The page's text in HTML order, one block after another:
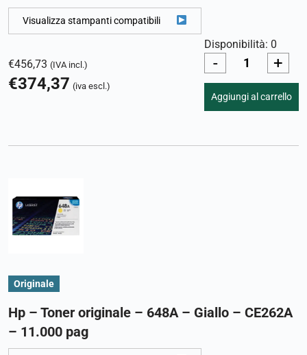
Visualizza stampanti compatibili
€456,73 (IVA incl.)
€374,37 (iva escl.)
Disponibilità: 0
- +
Aggiungi al carrello
Originale
Hp – Toner originale – 648A – Giallo – CE262A
– 11.000 pag